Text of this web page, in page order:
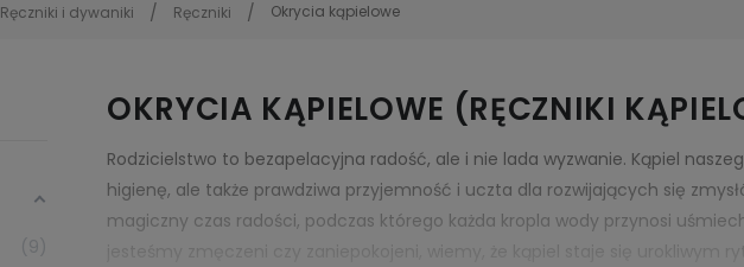
Ręczniki i dywaniki Ręczniki Okrycia kąpielowe
9
OKRYCIA KĄPIELOWE (RĘCZNIKI
Rodzicielstwo to bezapelacyjna radość, ale i nie lada wyzwanie. Kąpiel
higienę, ale także prawdziwa przyjemność i uczta dla rozwijających się
magiczny czas radości, podczas którego każda kropla wody przynosi